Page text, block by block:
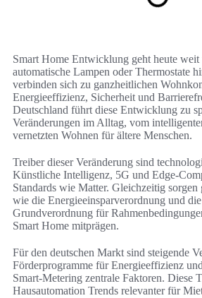
Smart Home Entwicklung geht heute weit
automatische Lampen oder Thermostate
verbinden sich zu ganzheitlichen
Energieeffizienz, Sicherheit und
Deutschland führt diese Entwicklung zu
Veränderungen im Alltag, vom
vernetzten Wohnen für ältere Menschen.
Treiber dieser Veränderung sind
Künstliche Intelligenz, 5G und Edge-
Standards wie Matter. Gleichzeitig sorgen
wie die Energieeinsparverordnung und
Grundverordnung für
Smart Home mitprägen.
Für den deutschen Markt sind steigende
Förderprogramme für Energieeffizienz
Smart-Metering zentrale Faktoren. Diese
Hausautomation Trends relevanter für